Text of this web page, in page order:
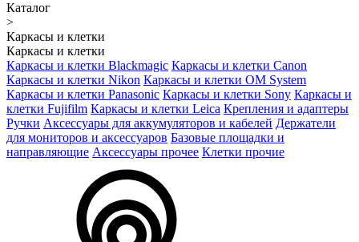
Каталог
>
Каркасы и клетки
Каркасы и клетки
Каркасы и клетки Blackmagic Каркасы и клетки Canon
Каркасы и клетки Nikon Каркасы и клетки OM System
Каркасы и клетки Panasonic Каркасы и клетки Sony Каркасы и
клетки Fujifilm Каркасы и клетки Leica Крепления и адаптеры
Ручки Аксессуары для аккумуляторов и кабелей Держатели
для мониторов и аксессуаров Базовые площадки и
направляющие Аксессуары прочее Клетки прочие